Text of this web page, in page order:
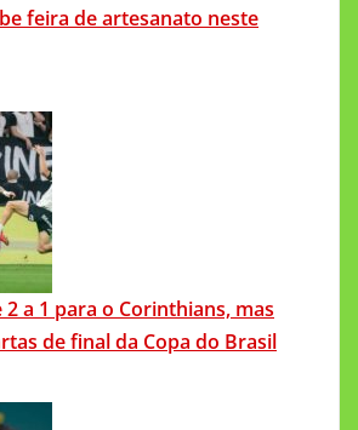
feira de artesanato neste
a 1 para o Corinthians, mas
de final da Copa do Brasil